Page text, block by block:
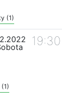
(1)
19:30